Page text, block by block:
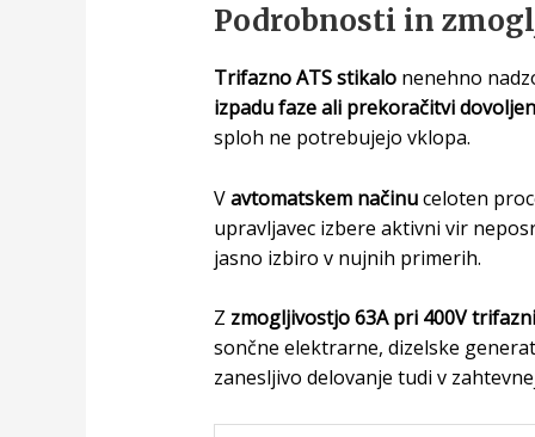
Podrobnosti in
Trifazno ATS stikalonenehno
izpadu faze ali prekoračitvi
sploh ne potrebujejo vklopa.
Vavtomatskem načinuceloten
upravljavec izbere aktivni vir
jasno izbiro v nujnih primerih.
Z zmogljivostjo 63A pri 400V
sončne elektrarne, dizelske
zanesljivo delovanje tudi v